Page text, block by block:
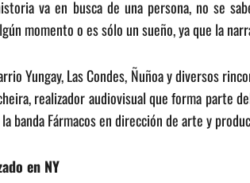
va en busca de una persona, no se
momento o es sólo un sueño, ya que la
Yungay, Las Condes, Ñuñoa y diversos
realizador audiovisual que forma parte
banda Fármacos en dirección de arte y
en NY